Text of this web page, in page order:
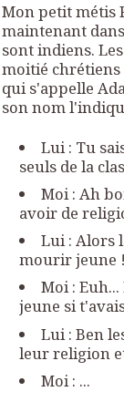
Mon petit métis
maintenant
sont indiens.
moitié
qui s'appelle
son nom
Lui : Tu
seuls de la
Moi : Ah
avoir de
Lui : Alors
mourir jeune !
Moi :
jeune si
Lui : Ben
leur religion
Moi : ...